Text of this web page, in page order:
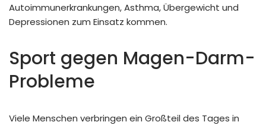
Autoimmunerkrankungen, Asthma, Übergewicht und
Depressionen zum Einsatz kommen.
Sport gegen Magen-Darm-
Probleme
Viele Menschen verbringen ein Großteil des Tages in